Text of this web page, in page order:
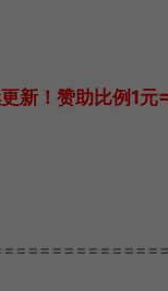
新！赞助比例1